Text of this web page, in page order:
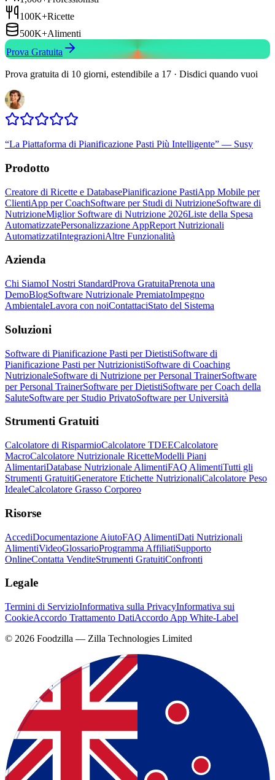
100K+Ricette
500K+Alimenti
Prova Gratuita
Prova gratuita di 10 giorni, estendibile a 17 · Disdici quando vuoi
“La Piattaforma di Pianificazione Pasti Più Intelligente” — Susy
Prodotto
Creatore di Ricette e DatabasePianificazione PastiApp Mobile per
ClientiApp per CoachSoftware per Studi di NutrizioneSoftware di
NutrizioneMiglior Software di Nutrizione 2026Liste della Spesa
AutomatizzatePersonalizzazione AppReport Nutrizionali
AutomatizzatiIntegrazioniAltre Funzionalità
Azienda
Chi SiamoI Nostri StandardProva GratuitaPrenota una
DemoBlogSoftware Nutrizionale PremiatoImpegno
AmbientaleLavora con noiContattaciStato del Sistema
Soluzioni
Software di Pianificazione Pasti per DietistiSoftware di
Pianificazione Pasti per NutrizionistiSoftware di Coaching
NutrizionaleSoftware di Nutrizione per Personal TrainerSoftware
per Personal TrainerSoftware per DietistiSoftware per Coach della
SaluteSoftware per Studio PrivatoSoftware per Università
Strumenti Gratuiti
Calcolatore di RisparmioCalcolatore TDEECalcolatore
MacroCalcolatore Nutrizionale RicetteModelli Piani
AlimentariDatabase Nutrizionale AlimentiFAQ AlimentiTutti gli
Strumenti GratuitiGeneratore Etichette NutrizionaliCalcolatore Peso
IdealeCalcolatore Grasso Corporeo
Risorse
AccediDocumentazione AiutoFAQ AlimentiDati Nutrizionali
AlimentiVideoGlossarioProgramma AffiliatiSupporto
OnlineContatta VenditeStrumenti GratuitiConfronti
Legale
Termini di ServizioInformativa sulla PrivacyInformativa sui
CookieAccordo Trattamento DatiAccordo App White-Label
© 2026 Foodzilla — Zilla Technologies Limited